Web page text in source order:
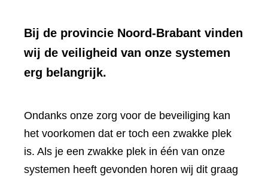
Bij de provincie Noord-Brabant vinden
wij de veiligheid van onze systemen
erg belangrijk.
Ondanks onze zorg voor de beveiliging kan
het voorkomen dat er toch een zwakke plek
is. Als je een zwakke plek in één van onze
systemen heeft gevonden horen wij dit graag